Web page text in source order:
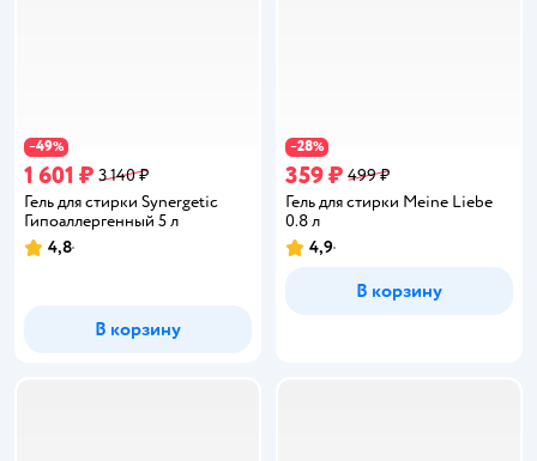
−49%
1 601 ₽ 3 140 ₽
Гель для стирки Synergetic
Гипоаллергенный 5 л
Рейтинг:
4,8
В корзину
−28%
359 ₽ 499 ₽
Гель для стирки Meine Liebe
0.8 л
Рейтинг:
4,9
В корзину